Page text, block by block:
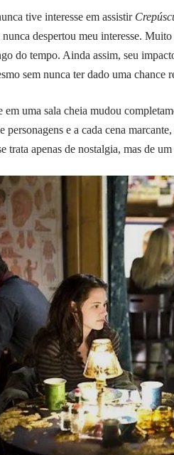
tive interesse em assistir
despertou meu interesse.
do tempo. Ainda assim, seu
sem nunca ter dado uma chance
em uma sala cheia mudou
personagens e a cada cena
trata apenas de nostalgia, mas de